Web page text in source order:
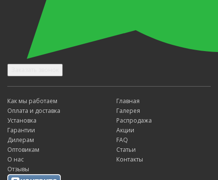
Как мы работаем
Оплата и доставка
Установка
Гарантии
Дилерам
Оптовикам
О нас
Отзывы
Главная
Галерея
Распродажа
Акции
FAQ
Статьи
Контакты